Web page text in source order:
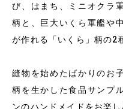
び、はまち、ミニオクラ
柄と、巨大いくら軍艦や
が作れる「いくら」柄の2
縫物を始めたばかりのお
柄を生かした食品サンプ
ンのハンドメイドをお楽し